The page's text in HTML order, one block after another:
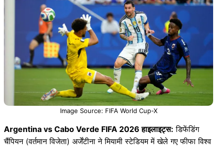
Image Source: FIFA World Cup-X
Argentina vs Cabo Verde FIFA 2026 हाइलाइट्स: डिफेंडिंग
चैंपियन (वर्तमान विजेता) अर्जेंटीना ने मियामी स्टेडियम में खेले गए फीफा विश्व